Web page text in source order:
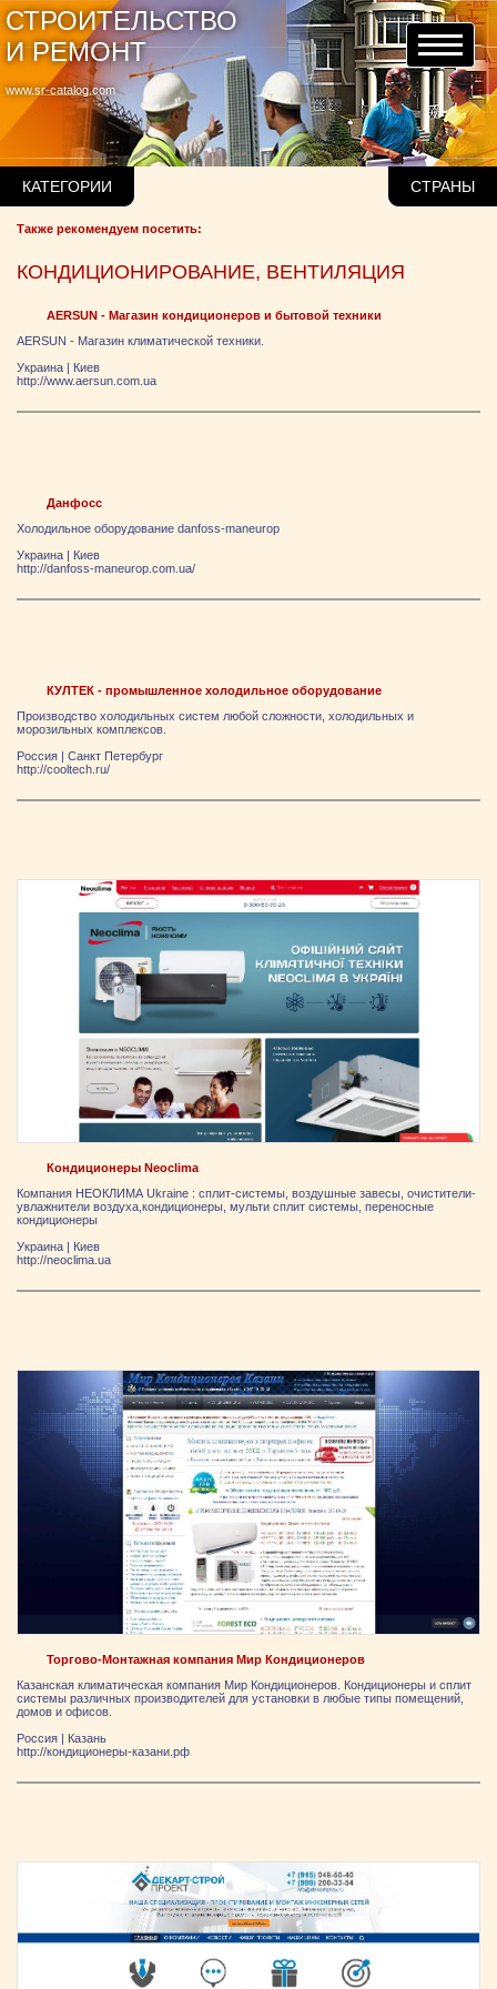
www.sr-catalog.com
СТРОИТЕЛЬСТВО
И РЕМОНТ
КАТЕГОРИИ СТРАНЫ
Также рекомендуем посетить:
КОНДИЦИОНИРОВАНИЕ, ВЕНТИЛЯЦИЯ
AERSUN - Магазин кондиционеров и бытовой техники
AERSUN - Магазин климатической техники.
Украина | Киев
http://www.aersun.com.ua
Данфосс
Холодильное оборудование danfoss-maneurop
Украина | Киев
http://danfoss-maneurop.com.ua/
КУЛТЕК - промышленное холодильное оборудование
Производство холодильных систем любой сложности, холодильных и
морозильных комплексов.
Россия | Санкт Петербург
http://cooltech.ru/
Кондиционеры Neoclima
Компания НЕОКЛИМА Ukraine : сплит-системы, воздушные завесы, очистители-
увлажнители воздуха,кондиционеры, мульти сплит системы, переносные
кондиционеры
Украина
Киев
http://neoclima.ua
Торгово-Монтажная компания Мир Кондиционеров
Казанская климатическая компания Мир Кондиционеров. Кондиционеры и сплит
системы различных производителей для установки в любые типы помещений,
домов и офисов.
Россия | Казань
http://кондиционеры-казани.рф